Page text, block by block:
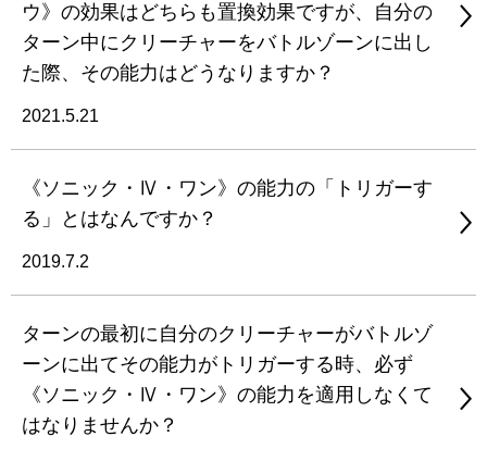
ウ》の効果はどちらも置換効果ですが、自分の
ターン中にクリーチャーをバトルゾーンに出し
た際、その能力はどうなりますか？
2021.5.21
《ソニック・Ⅳ・ワン》の能力の「トリガーす
る」とはなんですか？
2019.7.2
ターンの最初に自分のクリーチャーがバトルゾ
ーンに出てその能力がトリガーする時、必ず
《ソニック・Ⅳ・ワン》の能力を適用しなくて
はなりませんか？